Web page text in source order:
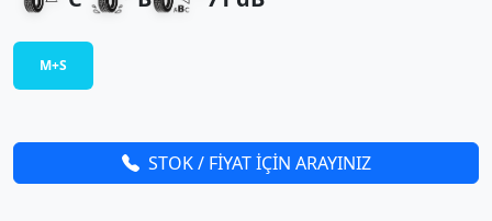
M+S
STOK / FİYAT İÇİN ARAYINIZ